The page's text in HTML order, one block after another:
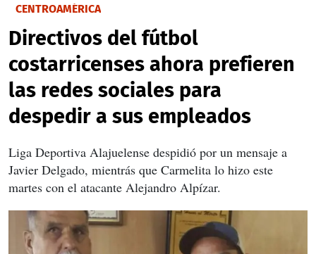
CENTROAMÉRICA
Directivos del fútbol
costarricenses ahora prefieren
las redes sociales para
despedir a sus empleados
Liga Deportiva Alajuelense despidió por un mensaje a
Javier Delgado, mientrás que Carmelita lo hizo este
martes con el atacante Alejandro Alpízar.